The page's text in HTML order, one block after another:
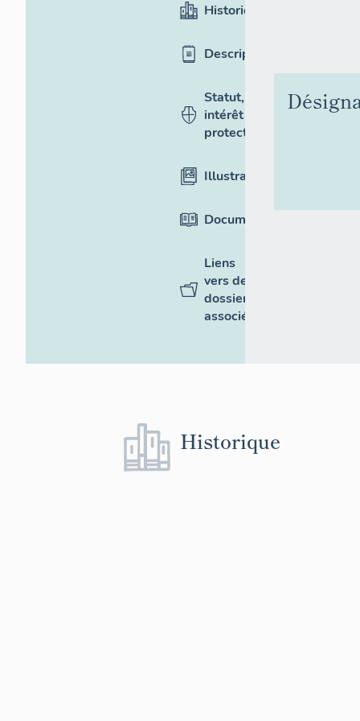
Historique
Description
Statut,
intérêt et
protection
Illustrations
Documentation
Liens
vers des
dossiers
associés
Historique